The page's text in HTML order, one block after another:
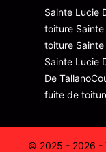
Sainte Lucie
toiture Sainte
toiture Sainte
Sainte Lucie
De Tallano
fuite de
© 2025 - 2026 -